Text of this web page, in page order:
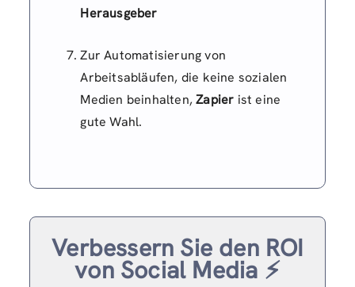
Herausgeber
Zur Automatisierung von
Arbeitsabläufen, die keine sozialen
Medien beinhalten,Zapier ist eine
gute Wahl.
Verbessern Sie den ROI
von Social Media ⚡️